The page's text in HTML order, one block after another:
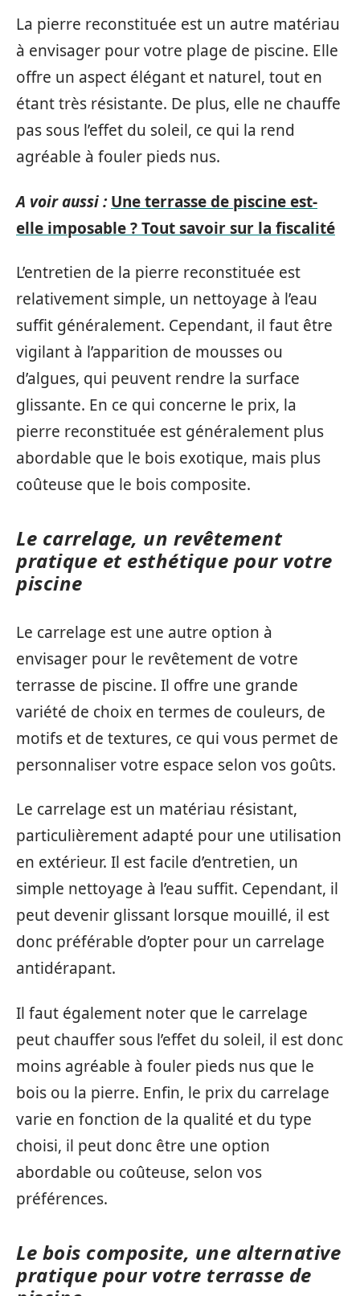
La pierre reconstituée est un autre matériau
à envisager pour votre plage de piscine. Elle
offre un aspect élégant et naturel, tout en
étant très résistante. De plus, elle ne chauffe
pas sous l’effet du soleil, ce qui la rend
agréable à fouler pieds nus.
A voir aussi : Une terrasse de piscine est-
elle imposable ? Tout savoir sur la fiscalité
L’entretien de la pierre reconstituée est
relativement simple, un nettoyage à l’eau
suffit généralement. Cependant, il faut être
vigilant à l’apparition de mousses ou
d’algues, qui peuvent rendre la surface
glissante. En ce qui concerne le prix, la
pierre reconstituée est généralement plus
abordable que le bois exotique, mais plus
coûteuse que le bois composite.
Le carrelage, un revêtement
pratique et esthétique pour votre
piscine
Le carrelage est une autre option à
envisager pour le revêtement de votre
terrasse de piscine. Il offre une grande
variété de choix en termes de couleurs, de
motifs et de textures, ce qui vous permet de
personnaliser votre espace selon vos goûts.
Le carrelage est un matériau résistant,
particulièrement adapté pour une utilisation
en extérieur. Il est facile d’entretien, un
simple nettoyage à l’eau suffit. Cependant, il
peut devenir glissant lorsque mouillé, il est
donc préférable d’opter pour un carrelage
antidérapant.
Il faut également noter que le carrelage
peut chauffer sous l’effet du soleil, il est donc
moins agréable à fouler pieds nus que le
bois ou la pierre. Enfin, le prix du carrelage
varie en fonction de la qualité et du type
choisi, il peut donc être une option
abordable ou coûteuse, selon vos
préférences.
Le bois composite, une alternative
pratique pour votre terrasse de